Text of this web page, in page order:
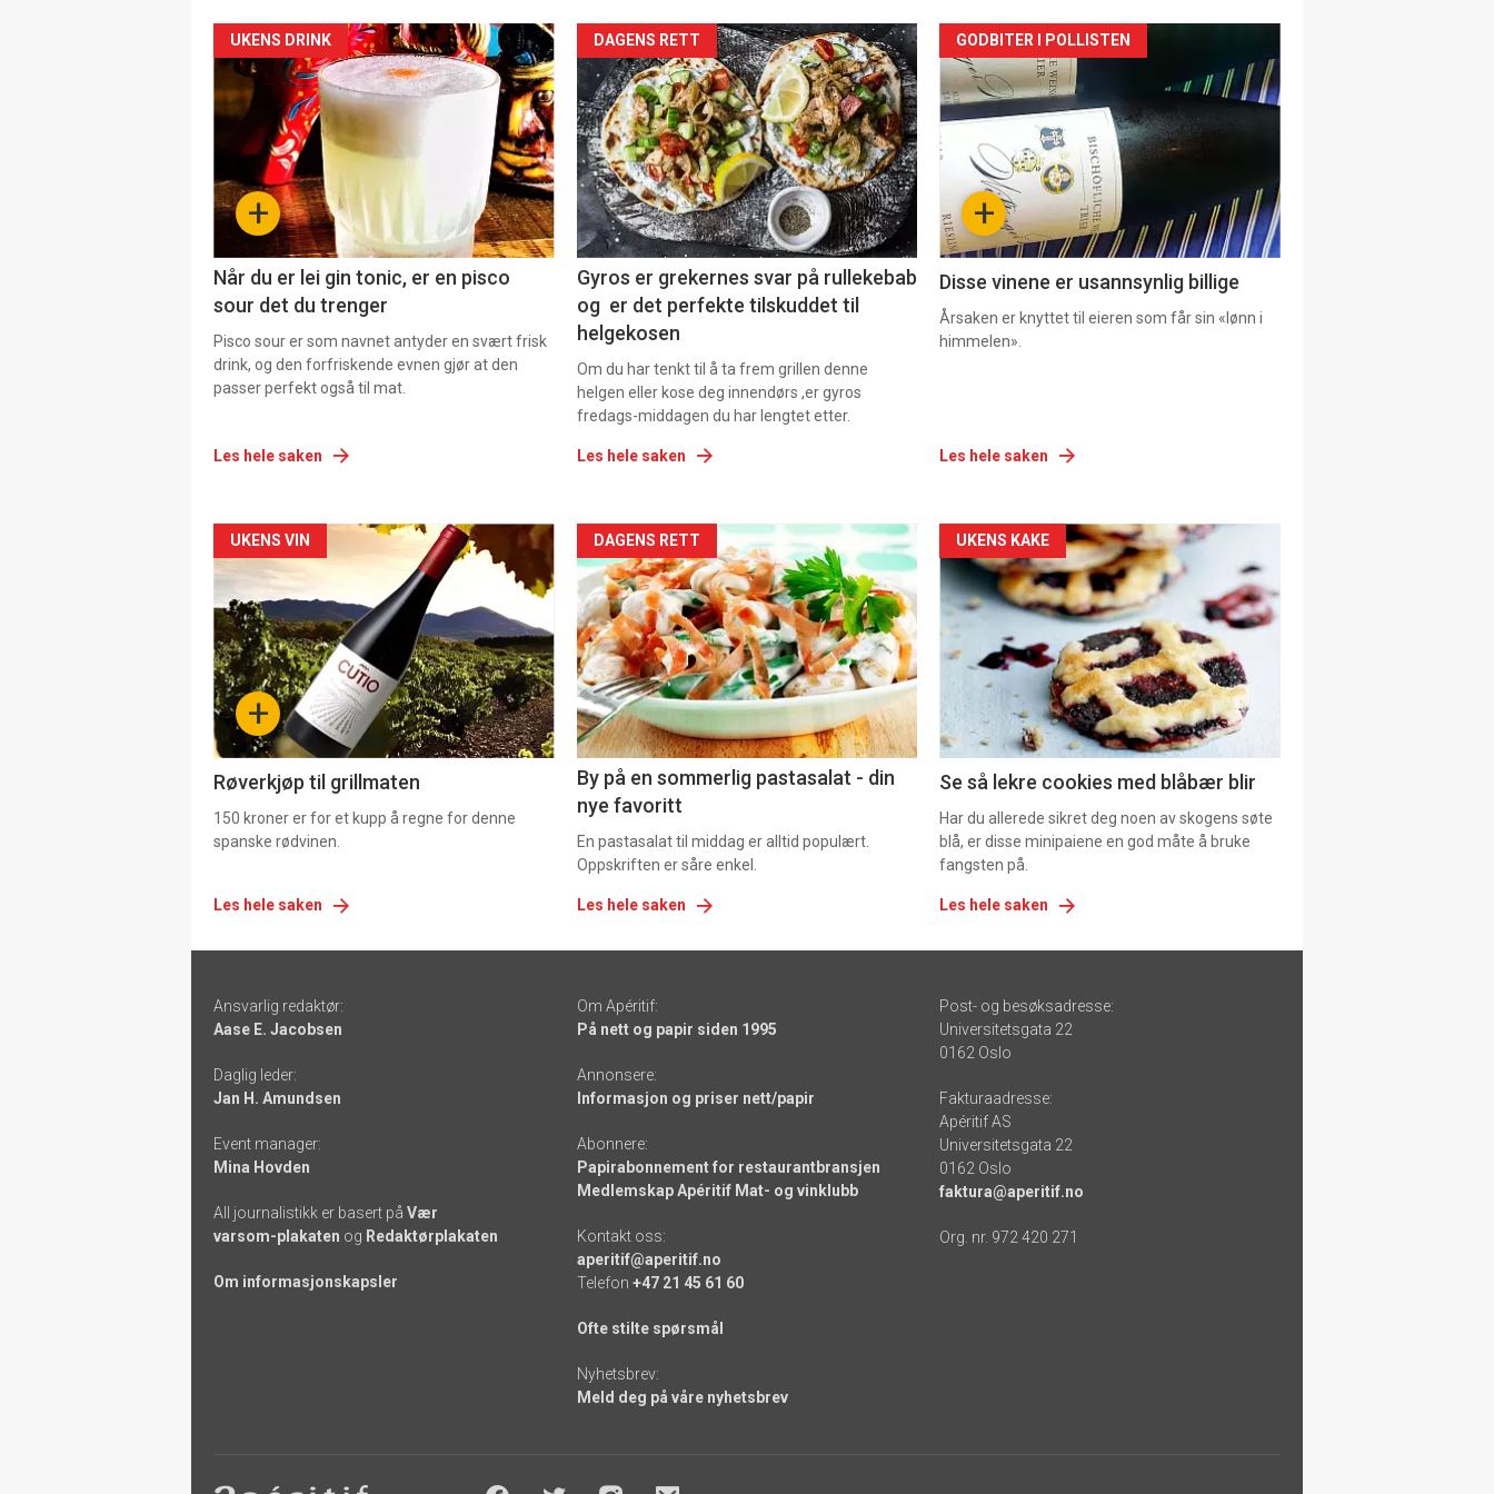
+
UKENS DRINK
Når du er lei gin tonic, er en pisco
sour det du trenger
Pisco sour er som navnet antyder en svært frisk
drink, og den forfriskende evnen gjør at den
passer perfekt også til mat.
Les hele saken
Forsiden
akkurat
nå
-
2
DAGENS RETT
Gyros er grekernes svar på rullekebab
og er det perfekte tilskuddet til
helgekosen
Om du har tenkt til å ta frem grillen denne
helgen eller kose deg innendørs ,er gyros
fredags-middagen du har lengtet etter.
Les hele saken
Forsiden
akkurat
nå
3 +
GODBITER I POLLISTEN
Disse vinene er usannsynlig billige
Årsaken er knyttet til eieren som får sin «lønn i
himmelen».
Les hele saken
Forsiden
akkurat
nå
-
4 +
UKENS VIN
Røverkjøp til grillmaten
150 kroner er for et kupp å regne for denne
spanske rødvinen.
Les hele saken
Forsiden
akkurat
nå
-
5
DAGENS RETT
By på en sommerlig pastasalat - din
nye favoritt
En pastasalat til middag er alltid populært.
Oppskriften er såre enkel.
Les hele saken
Forsiden
akkurat
nå
6
UKENS KAKE
Se så lekre cookies med blåbær blir
Har du allerede sikret deg noen av skogens søte
blå, er disse minipaiene en god måte å bruke
fangsten på.
Les hele saken
-
links
Ansvarlig redaktør:
Aase E. Jacobsen
Daglig leder:
Jan H. Amundsen
Event manager:
Mina Hovden
All journalistikk er basert på Vær
varsom-plakaten og Redaktørplakaten
Om informasjonskapsler
Om Apéritif:
På nett og papir siden 1995
Annonsere:
Informasjon og priser nett/papir
Abonnere:
Papirabonnement for restaurantbransjen
Medlemskap Apéritif Mat- og vinklubb
Kontakt oss:
aperitif@aperitif.no
Telefon +47 21 45 61 60
Ofte stilte spørsmål
Nyhetsbrev:
Meld deg på våre nyhetsbrev
Post- og besøksadresse:
Universitetsgata 22
0162 Oslo
Fakturaadresse:
Apéritif AS
Universitetsgata 22
0162 Oslo
faktura@aperitif.no
Org. nr. 972 420 271
Footer